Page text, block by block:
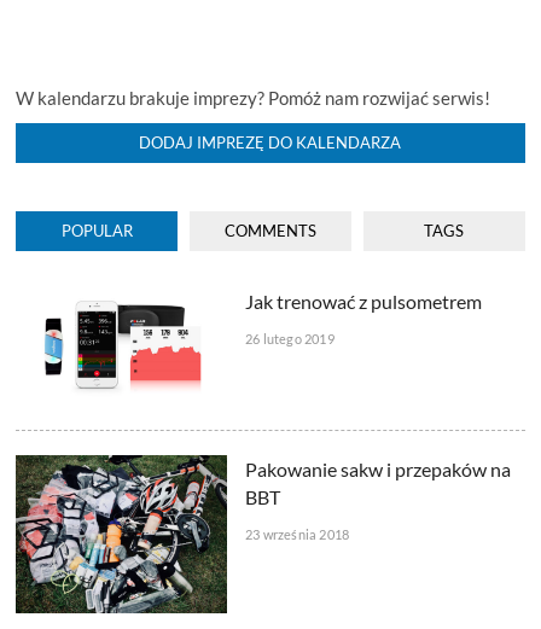
W kalendarzu brakuje imprezy? Pomóż nam rozwijać serwis!
DODAJ IMPREZĘ DO KALENDARZA
POPULAR COMMENTS TAGS
Jak trenować z pulsometrem
26 lutego 2019
Pakowanie sakw i przepaków na
BBT
23 września 2018